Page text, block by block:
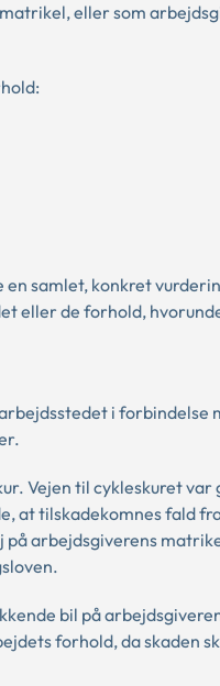
eller som
samlet, konkret
eller de forhold,
i forbindelse
Vejen til cykleskuret var
at tilskadekomnes fald
arbejdsgiverens
bil på
forhold, da skaden